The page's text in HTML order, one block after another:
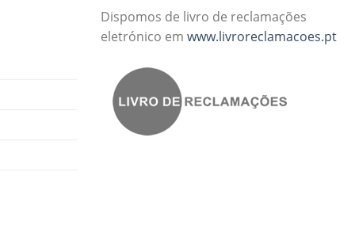
Dispomos de livro de reclamações
eletrónico em www.livroreclamacoes.pt